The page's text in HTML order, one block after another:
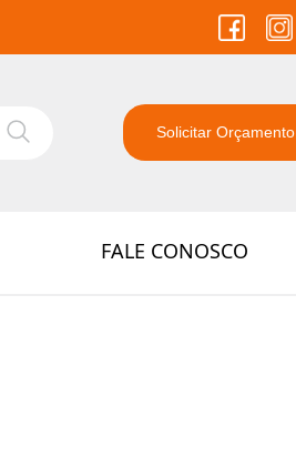
Solicitar Orçamento
FALE CONOSCO